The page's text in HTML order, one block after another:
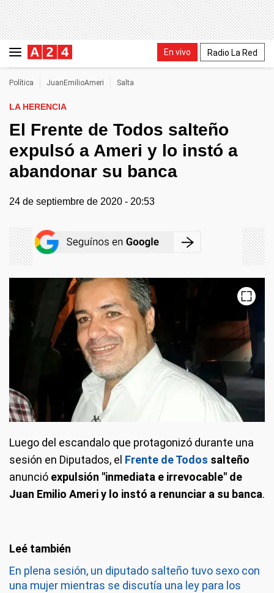
En vivo Radio La Red
Política JuanEmilioAmeri Salta
LA HERENCIA
El Frente de Todos salteño
expulsó a Ameri y lo instó a
abandonar su banca
24 de septiembre de 2020 - 20:53
Luego del escandalo que protagonizó durante una
sesión en Diputados, el Frente de Todos salteño
anunció expulsión "inmediata e irrevocable" de
Juan Emilio Ameri y lo instó a renunciar a su banca.
En plena sesión, un diputado salteño tuvo sexo con
una mujer mientras se discutía una ley para los